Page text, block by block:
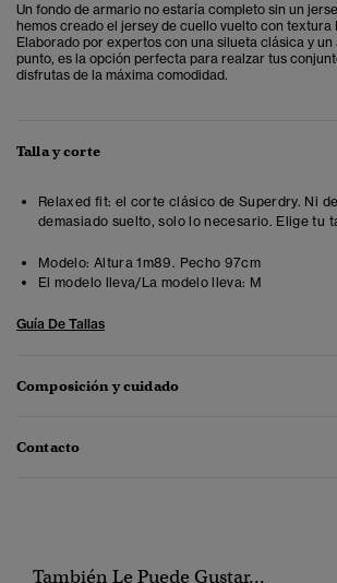
Un fondo de armario no estaría completo sin un
hemos creado el jersey de cuello vuelto con textura
Elaborado por expertos con una silueta clásica y
punto, es la opción perfecta para realzar tus
disfrutas de la máxima comodidad.
Talla y corte
Relaxed fit: el corte clásico de Superdry. Ni
demasiado suelto, solo lo necesario. Elige tu
Modelo: Altura 1m89. Pecho 97cm
El modelo lleva/La modelo lleva: M
Guía De Tallas
Composición y cuidado
Contacto
También Le Puede Gustar...